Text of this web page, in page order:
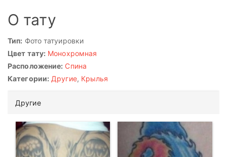
О тату
Тип: Фото татуировки
Цвет тату: Монохромная
Расположение: Спина
Категории: Другие, Крылья
Другие